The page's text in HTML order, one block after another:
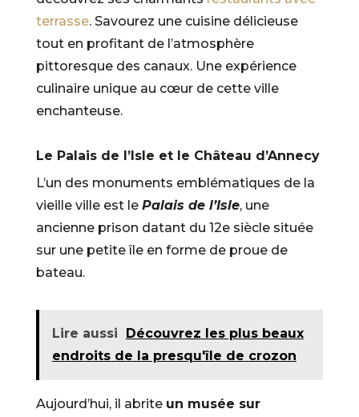
terrasse. Savourez une cuisine délicieuse
tout en profitant de l’atmosphère
pittoresque des canaux. Une expérience
culinaire unique au cœur de cette ville
enchanteuse.
Le Palais de l’Isle et le Château d’Annecy
L’un des monuments emblématiques de la
vieille ville est le Palais de l’Isle, une
ancienne prison datant du 12e siècle située
sur une petite île en forme de proue de
bateau.
Lire aussi
Découvrez les plus beaux
endroits de la presqu'île de crozon
Aujourd’hui, il abrite un musée sur